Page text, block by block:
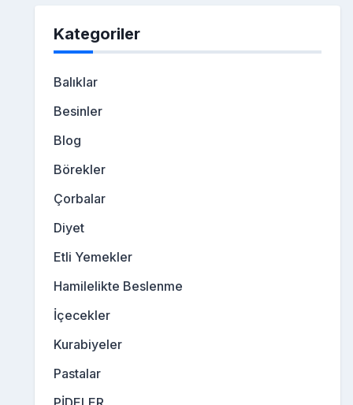
Kategoriler
Balıklar
Besinler
Blog
Börekler
Çorbalar
Diyet
Etli Yemekler
Hamilelikte Beslenme
İçecekler
Kurabiyeler
Pastalar